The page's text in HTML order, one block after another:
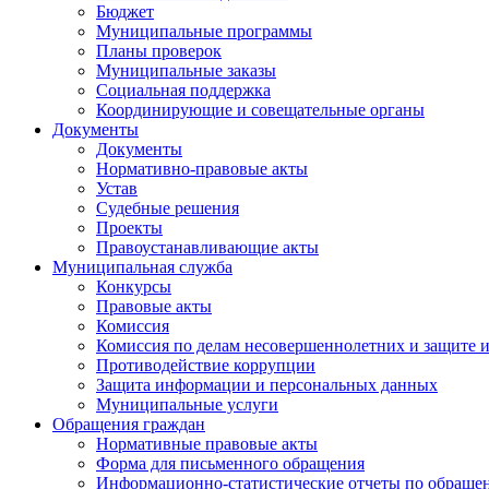
Бюджет
Муниципальные программы
Планы проверок
Муниципальные заказы
Социальная поддержка
Координирующие и совещательные органы
Документы
Документы
Нормативно-правовые акты
Устав
Судебные решения
Проекты
Правоустанавливающие акты
Муниципальная служба
Конкурсы
Правовые акты
Комиссия
Комиссия по делам несовершеннолетних и защите
Противодействие коррупции
Защита информации и персональных данных
Муниципальные услуги
Обращения граждан
Нормативные правовые акты
Форма для письменного обращения
Информационно-статистические отчеты по